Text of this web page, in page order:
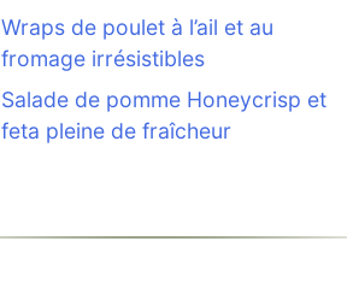
Wraps de poulet à l’ail et au
fromage irrésistibles
Salade de pomme Honeycrisp et
feta pleine de fraîcheur